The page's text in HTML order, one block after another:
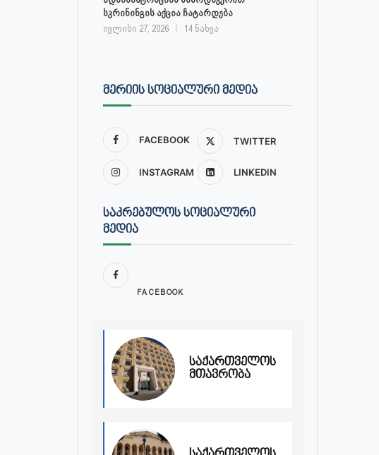
სკრინინგის აქცია ჩატარდება
ივლისი 27, 2026 14 ნახვა
ᲛᲔᲠᲘᲘᲡ ᲡᲝᲪᲘᲐᲚᲣᲠᲘ ᲛᲔᲓᲘᲐ
FACEBOOK TWITTER
INSTAGRAM LINKEDIN
ᲡᲐᲙᲠᲔᲑᲣᲚᲝᲡ ᲡᲝᲪᲘᲐᲚᲣᲠᲘ
ᲛᲔᲓᲘᲐ
FACEBOOK
საქართველოს
მთავრობა